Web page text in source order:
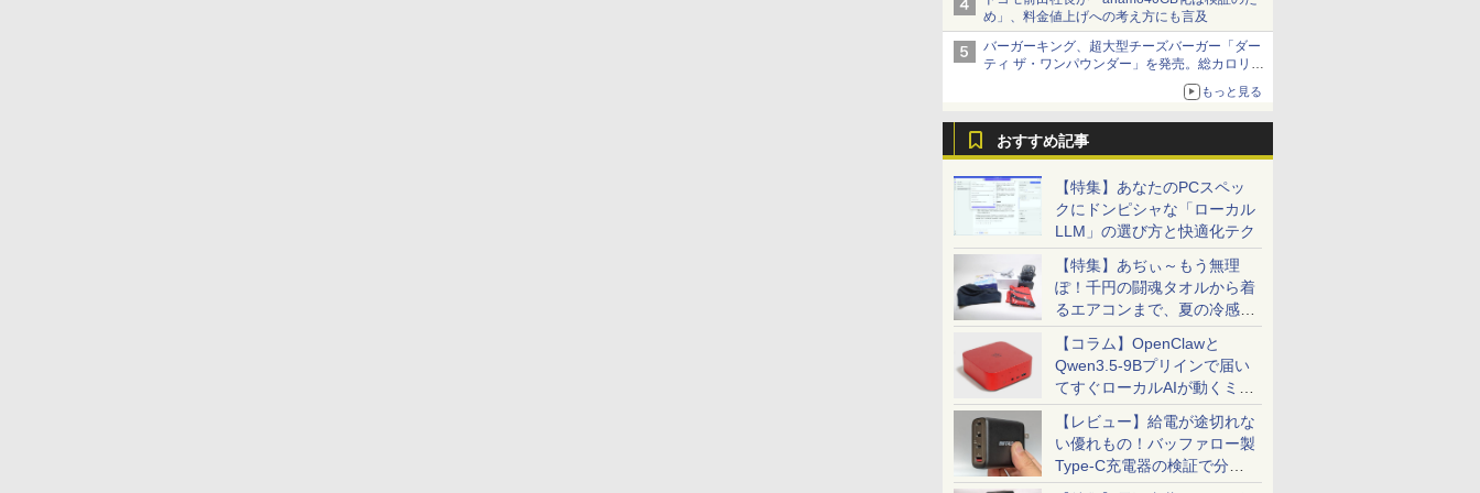
め」、料金値上げへの考え方にも言及
バーガーキング、超大型チーズバーガー「ダー
ティ ザ・ワンパウンダー」を発売。総カロリー
もっと見る
おすすめ記事
【特集】あなたのPCスペッ
クにドンピシャな「ローカル
LLM」の選び方と快適化テク
【特集】あぢぃ～もう無理
ぽ！千円の闘魂タオルから着
るエアコンまで、夏の冷感グ
ッズ一挙紹介
【コラム】OpenClawと
Qwen3.5-9Bプリインで届い
てすぐローカルAIが動くミニ
PC「SER9 Pro」
【レビュー】給電が途切れな
い優れもの！バッファロー製
Type-C充電器の検証で分か
ったこと